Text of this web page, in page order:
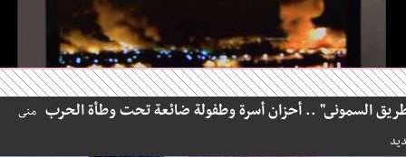
السمونى" .. أحزان أسرة وطفولة ضائعة تحت وطأة الحرب منى